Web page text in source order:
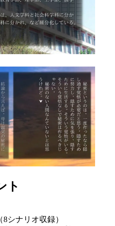
ト
ナリオ収録）